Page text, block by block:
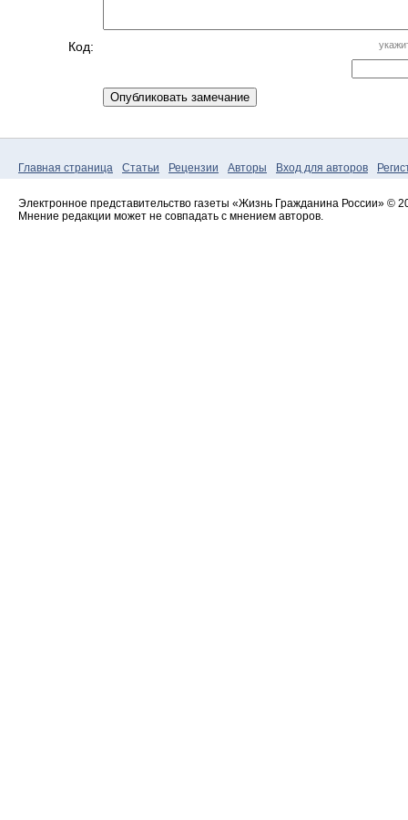
Код:
Главная страница Статьи Рецензии Авторы Вход для авторов
Электронное представительство газеты «Жизнь Гражданина России» ©
Мнение редакции может не совпадать с мнением авторов.